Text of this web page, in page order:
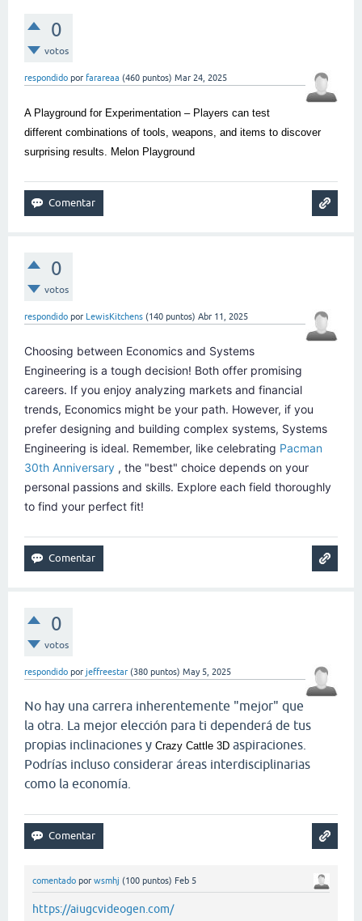
0
votos
respondido por farareaa (460 puntos) Mar 24, 2025
A Playground for Experimentation – Players can test
different combinations of tools, weapons, and items to discover
surprising results.
Melon Playground
0
votos
respondido por LewisKitchens (140 puntos) Abr 11, 2025
Choosing between Economics and Systems
Engineering is a tough decision! Both offer promising
careers. If you enjoy analyzing markets and financial
trends, Economics might be your path. However, if you
prefer designing and building complex systems, Systems
Engineering is ideal. Remember, like celebrating Pacman
30th Anniversary , the "best" choice depends on your
personal passions and skills. Explore each field thoroughly
to find your perfect fit!
0
votos
respondido por jeffreestar (380 puntos) May 5, 2025
No hay una carrera inherentemente "mejor" que
la otra. La mejor elección para ti dependerá de tus
propias inclinaciones y Crazy Cattle 3D aspiraciones.
Podrías incluso considerar áreas interdisciplinarias
como la economía.
comentado por wsmhj (100 puntos) Feb 5
https://aiugcvideogen.com/